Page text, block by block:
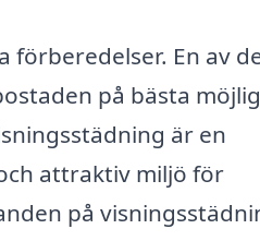
En av
på bästa
är en
attraktiv miljö för
på